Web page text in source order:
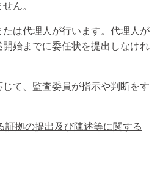
ん。
は代理人が行います。代理人が
始までに委任状を提出しなけれ
て、監査委員が指示や判断をす
証拠の提出及び陳述等に関する